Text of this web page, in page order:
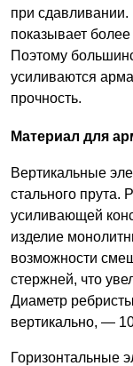
при сдавливании.
показывает
Поэтому
усиливаются
прочность.
Материал для
Вертикальные
стального прута.
усиливающей
изделие
возможности
стержней, что
Диаметр
вертикально, —
Горизонтальные